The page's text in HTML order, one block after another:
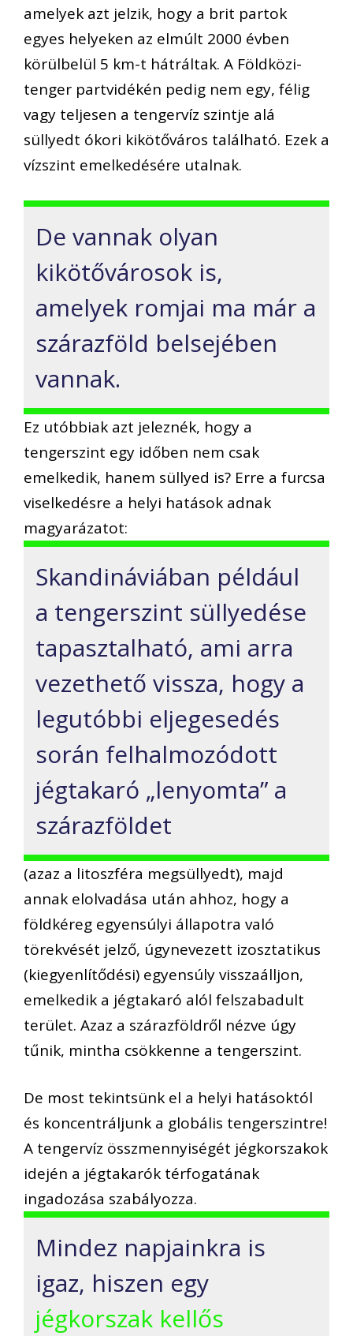
amelyek azt jelzik, hogy a brit partok
egyes helyeken az elmúlt 2000 évben
körülbelül 5 km-t hátráltak. A Földközi-
tenger partvidékén pedig nem egy, félig
vagy teljesen a tengervíz szintje alá
süllyedt ókori kikötőváros található. Ezek a
vízszint emelkedésére utalnak.
De vannak olyan
kikötővárosok is,
amelyek romjai ma már a
szárazföld belsejében
vannak.
Ez utóbbiak azt jeleznék, hogy a
tengerszint egy időben nem csak
emelkedik, hanem süllyed is? Erre a furcsa
viselkedésre a helyi hatások adnak
magyarázatot:
Skandináviában például
a tengerszint süllyedése
tapasztalható, ami arra
vezethető vissza, hogy a
legutóbbi eljegesedés
során felhalmozódott
jégtakaró „lenyomta” a
szárazföldet
(azaz a litoszféra megsüllyedt), majd
annak elolvadása után ahhoz, hogy a
földkéreg egyensúlyi állapotra való
törekvését jelző, úgynevezett izosztatikus
(kiegyenlítődési) egyensúly visszaálljon,
emelkedik a jégtakaró alól felszabadult
terület. Azaz a szárazföldről nézve úgy
tűnik, mintha csökkenne a tengerszint.
De most tekintsünk el a helyi hatásoktól
és koncentráljunk a globális tengerszintre!
A tengervíz összmennyiségét jégkorszakok
idején a jégtakarók térfogatának
ingadozása szabályozza.
Mindez napjainkra is
igaz, hiszen egy
jégkorszak kellős